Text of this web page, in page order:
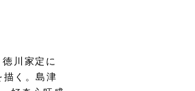
川家定に
く。島津